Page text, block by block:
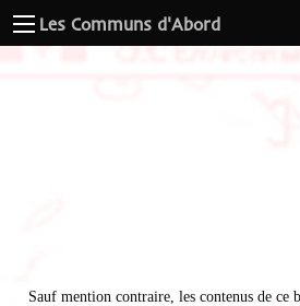
Les Communs d'Abord
Sauf mention contraire, les contenus de ce